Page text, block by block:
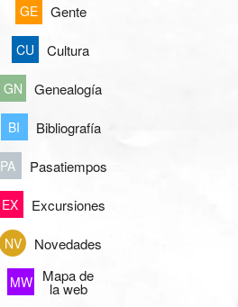
GE Gente
CU Cultura
GN Genealogía
BI Bibliografía
PA Pasatiempos
EX Excursiones
NV Novedades
MW Mapa de
la web